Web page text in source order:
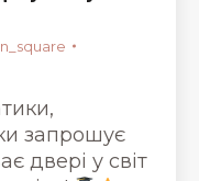
запрошує
двері у світ